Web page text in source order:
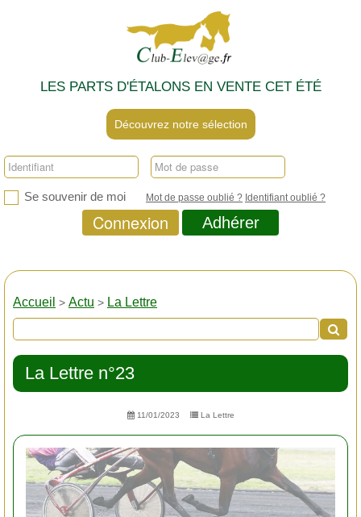
LES PARTS D'ÉTALONS EN VENTE CET ÉTÉ
Découvrez notre sélection
Se souvenir de moi Mot de passe oublié ? Identifiant oublié ?
Connexion Adhérer
Accueil > Actu > La Lettre
La Lettre n°23
11/01/2023 La Lettre